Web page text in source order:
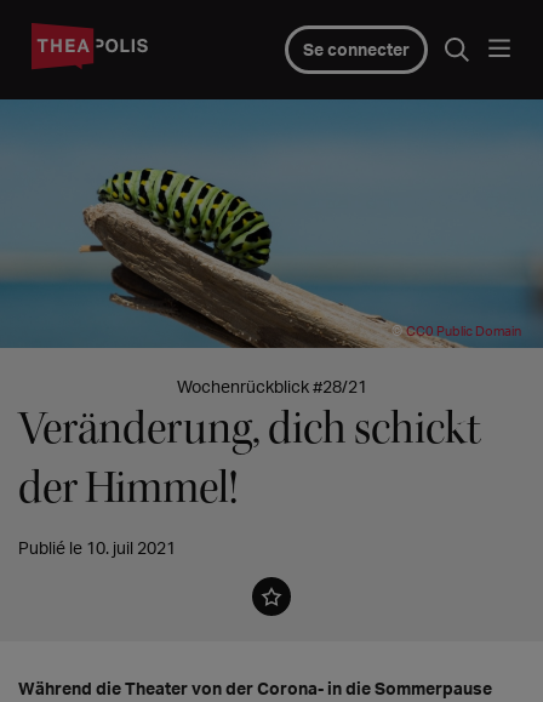
Se connecter
©CC0 Public Domain
Wochenrückblick #28/21
Veränderung, dich schickt
der Himmel!
Publié le 10. juil 2021
Während die Theater von der Corona- in die Sommerpause